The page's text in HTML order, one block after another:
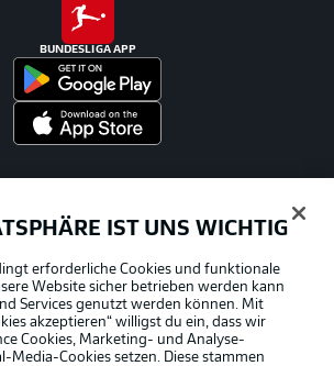
BUNDESLIGA APP
IST UNS WICHTIG
erforderliche Cookies und funktionale
Website sicher betrieben werden kann
Services genutzt werden können. Mit
akzeptieren“ willigst du ein, dass wir
Cookies, Marketing- und Analyse-
Media-Cookies setzen. Diese stammen